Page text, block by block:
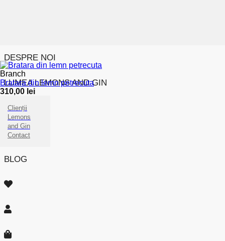
DESPRE NOI
LUMEA LEMONS AND GIN
Clienții
Lemons
and Gin
Contact
BLOG
Branch
Bratara din lemn petrecuta
310,00 lei